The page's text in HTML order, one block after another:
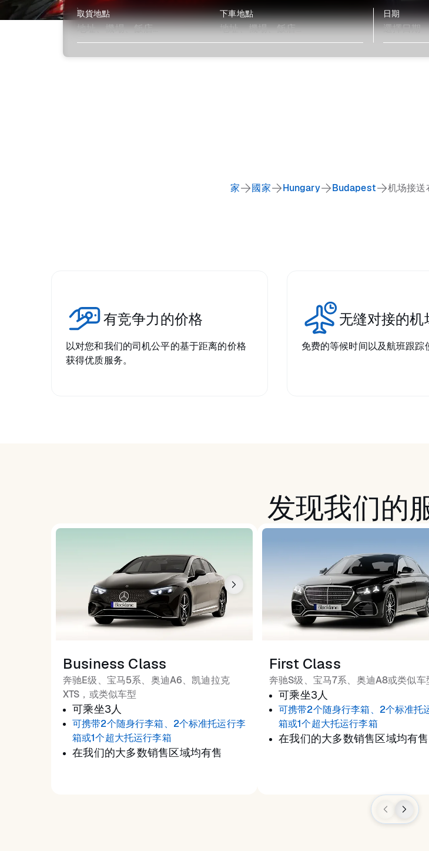
取貨地點 下車地點 日期
家 國家 Hungary Budapest 机场接送
有竞争力的价格
以对您和我们的司机公平的基于距离的价格
获得优质服务。
无缝对接的机
免费的等候时间以及航班跟踪
发现我们的
Business Class
奔驰E级、宝马5系、奥迪A6、凯迪拉克
XTS，或类似车型
可乘坐3人
可携带2个随身行李箱、2个标准托运行李
箱或1个超大托运行李箱
在我们的大多数销售区域均有售
First Class
奔驰S级、宝马7系、奥迪A8或类似车
可乘坐3人
可携带2个随身行李箱、2个标准托
箱或1个超大托运行李箱
在我们的大多数销售区域均有售